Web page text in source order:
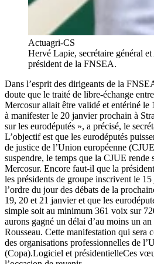
Actuagri-CS
Hervé Lapie, secrétaire général
président de la FNSEA.
Dans l’esprit des dirigeants de la
doute que le traité de libre-échange
Mercosur allait être validé et entériné le
à manifester le 20 janvier prochain à
sur les eurodéputés », a précisé, le
L’objectif est que les eurodéputés
de justice de l’Union européenne
suspendre, le temps que la CJUE rende
Mercosur. Encore faut-il que la
les présidents de groupe inscrivent le
l’ordre du jour des débats de la
19, 20 et 21 janvier et que les
simple soit au minimum 361 voix sur
aurons gagné un délai d’au moins un
Rousseau. Cette manifestation qui sera
des organisations professionnelles de
(Copa).Logiciel et présidentielleCes